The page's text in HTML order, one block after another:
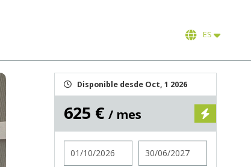
ES
Disponible desde Oct, 1 2026
625 € / mes